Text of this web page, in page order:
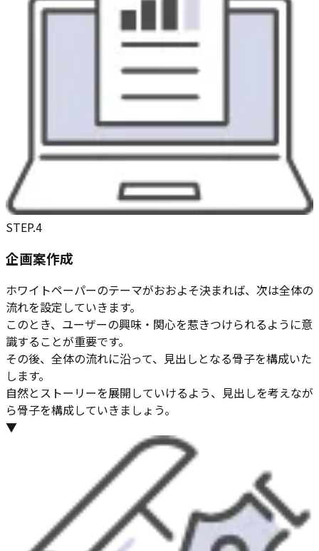
STEP.4
企画案作成
ホワイトペーパーのテーマがおおよそ決まれば、次は全体の
流れを設定していきます。
このとき、ユーザーの興味・関心を惹きつけられるように意
識することが重要です。
その後、全体の流れに沿って、見出しとなる骨子を構成いた
します。
自然とストーリーを展開していけるよう、見出しを考えなが
ら骨子を構成していきましょう。
▼